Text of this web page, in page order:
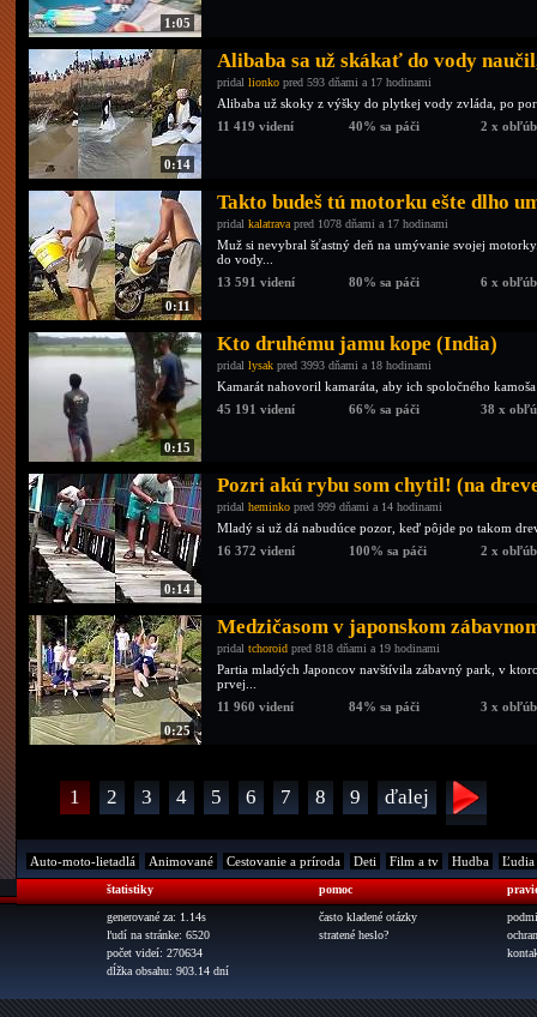
1:05
0:14
Alibaba sa už skákať do vody
pridal lionko pred 593 dňami a 17 hodinami
Alibaba už skoky z výšky do plytkej vody zvláda, po
11 419 videní
40% sa páči 2 x
0:11
Takto budeš tú motorku ešte dlho
pridal kalatrava pred 1078 dňami a 17 hodinami
Muž si nevybral šťastný deň na umývanie svojej
do vody...
13 591 videní
80% sa páči 6 x
0:15
Kto druhému jamu kope (India)
pridal lysak pred 3993 dňami a 18 hodinami
Kamarát nahovoril kamaráta, aby ich spoločného
45 191 videní
66% sa páči 38 x
0:14
Pozri akú rybu som chytil! (na
pridal heminko pred 999 dňami a 14 hodinami
Mladý si už dá nabudúce pozor, keď pôjde po takom
16 372 videní
100% sa páči 2 x
0:25
Medzičasom v japonskom
pridal tchoroid pred 818 dňami a 19 hodinami
Partia mladých Japoncov navštívila zábavný park, v
prvej...
11 960 videní
84% sa páči 3 x
1 2 3 4 5 6 7 8 9 ďalej
Auto-moto-lietadlá Animované Cestovanie a príroda Deti Film a tv Hudba Ľudia
štatistiky
generované za: 1.14s
ľudí na stránke: 6520
počet videí: 270634
dĺžka obsahu: 903.14 dní
pomoc
často kladené otázky
stratené heslo?